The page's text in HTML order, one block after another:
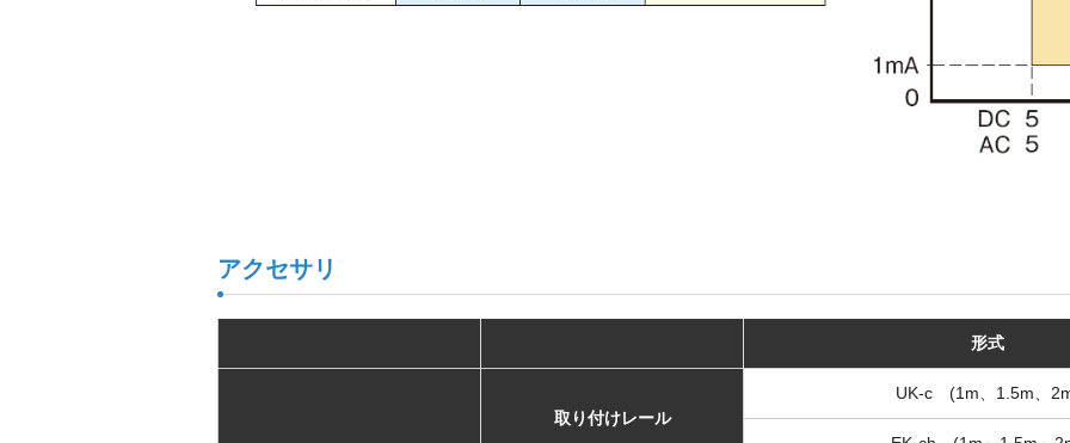
アクセサリ
形式
取り付けレール
UK-c (1m、1.5m、